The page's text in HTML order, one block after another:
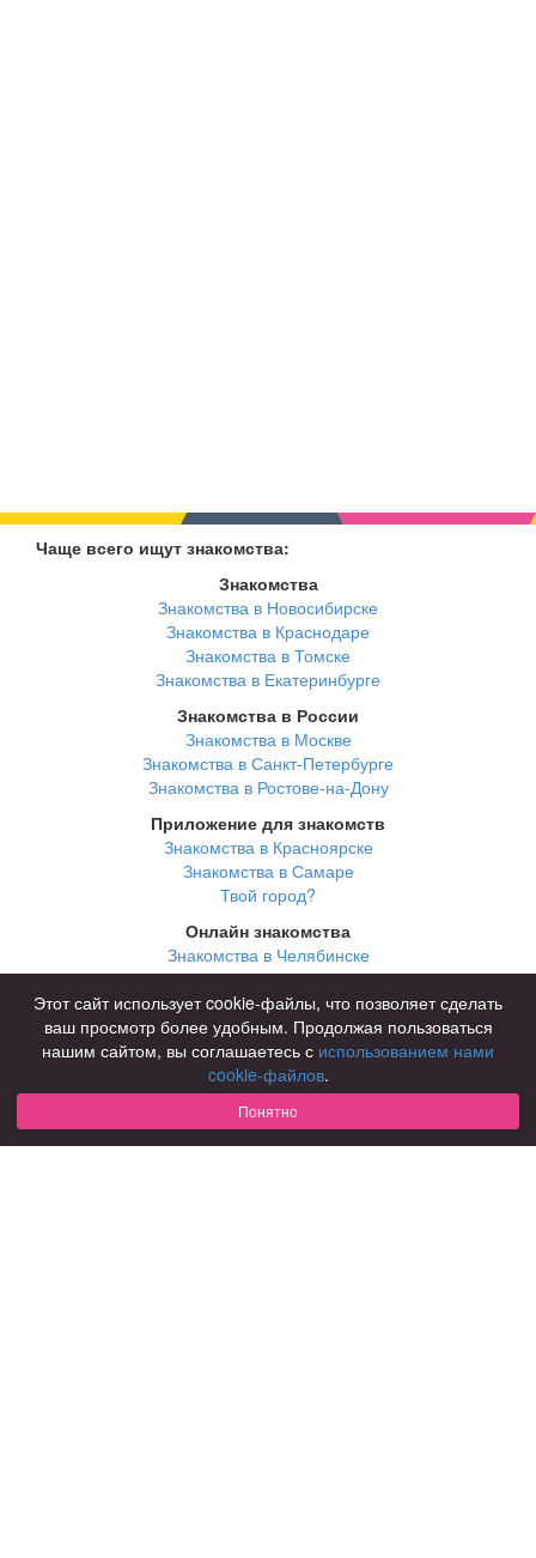
Чаще всего ищут знакомства:
Знакомства
Знакомства в Новосибирске
Знакомства в Краснодаре
Знакомства в Томске
Знакомства в Екатеринбурге
Знакомства в России
Знакомства в Москве
Знакомства в Санкт-Петербурге
Знакомства в Ростове-на-Дону
Приложение для знакомств
Знакомства в Красноярске
Знакомства в Самаре
Твой город?
Онлайн знакомства
Знакомства в Челябинске
Знакомства в Омске
Знакомства в Нижнем Новгороде
Для чего
для брака и создания семьи
для любви и с/о
для дружбы
Этот сайт использует cookie-файлы, что позволяет сделать
ваш просмотр более удобным. Продолжая пользоваться
нашим сайтом, вы соглашаетесь с использованием нами
cookie-файлов.
Понятно